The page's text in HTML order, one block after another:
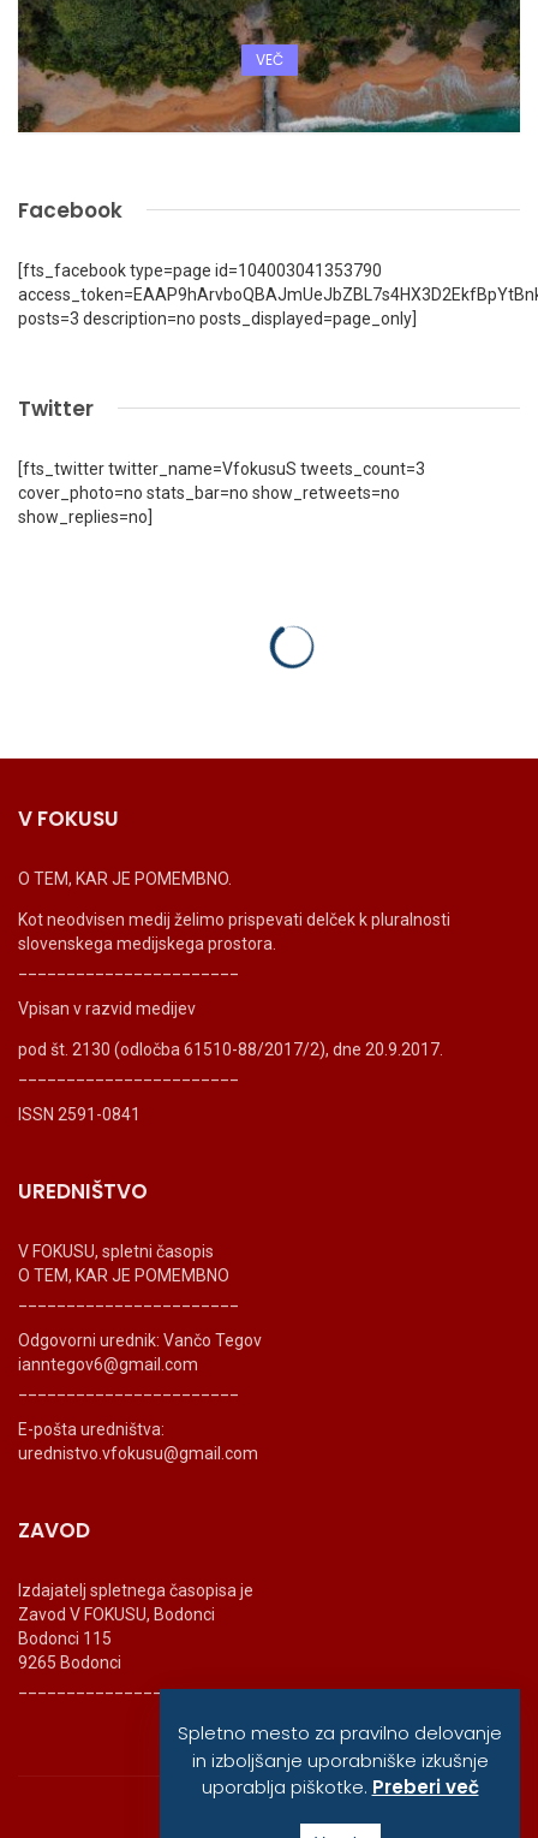
VEČ
Facebook
[fts_facebook type=page id=104003041353790
posts=3 description=no posts_displayed=page_only]
Twitter
[fts_twitter twitter_name=VfokusuS tweets_count=3
cover_photo=no stats_bar=no show_retweets=no
show_replies=no]
V FOKUSU
O TEM, KAR JE POMEMBNO.
Kot neodvisen medij želimo prispevati delček k pluralnosti
slovenskega medijskega prostora.
Vpisan v razvid medijev
pod št. 2130 (odločba 61510-88/2017/2), dne 20.9.2017.
ISSN 2591-0841
UREDNIŠTVO
V FOKUSU, spletni časopis
O TEM, KAR JE POMEMBNO
Odgovorni urednik: Vančo Tegov
ianntegov6@gmail.com
E-pošta uredništva:
urednistvo.vfokusu@gmail.com
ZAVOD
Izdajatelj spletnega časopisa je
Zavod V FOKUSU, Bodonci
Bodonci 115
9265 Bodonci
_______________________
© vfokusu, 2020
Spletno mesto za pravilno delovanje
in izboljšanje uporabniške izkušnje
uporablja piškotke. Preberi več